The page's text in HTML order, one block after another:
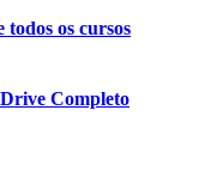
todos os cursos
Completo